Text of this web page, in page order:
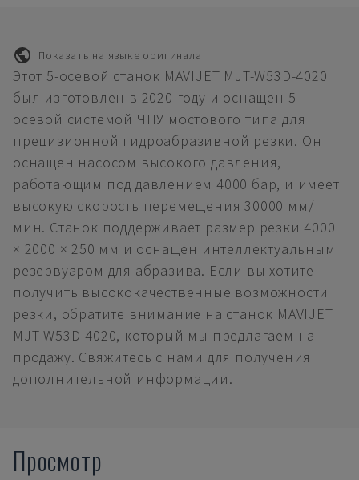
Показать на языке оригинала
Этот 5-осевой станок MAVIJET MJT-W53D-4020
был изготовлен в 2020 году и оснащен 5-
осевой системой ЧПУ мостового типа для
прецизионной гидроабразивной резки. Он
оснащен насосом высокого давления,
работающим под давлением 4000 бар, и имеет
высокую скорость перемещения 30000 мм/
мин. Станок поддерживает размер резки 4000
× 2000 × 250 мм и оснащен интеллектуальным
резервуаром для абразива. Если вы хотите
получить высококачественные возможности
резки, обратите внимание на станок MAVIJET
MJT-W53D-4020, который мы предлагаем на
продажу. Свяжитесь с нами для получения
дополнительной информации.
Просмотр